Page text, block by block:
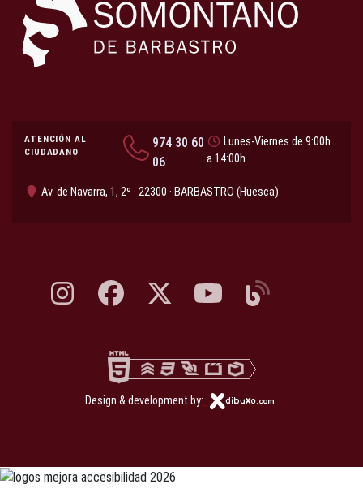
ATENCIÓN AL
CIUDADANO
974 30 60
06
Lunes-Viernes de 9:00h
a 14:00h
Av. de Navarra, 1, 2º · 22300 · BARBASTRO (Huesca)
Instagram, abre en nueva pestaña
Facebook, abre en nueva pestaña
X, antes Twitter, abre en nueva pestaña
YouTube, abre en nueva
Blog, abre en nueva
Design & development by: